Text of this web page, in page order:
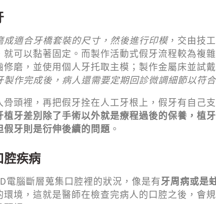
適合牙橋套裝的尺寸，然後進行印模，交由技
可以黏著固定。而製作活動式假牙流程較為複
磨，並使用個人牙托取主模；製作金屬床並試
製作完成後，病人還需要定期回診微調細節以符
頭裡，再把假牙拴在人工牙根上，假牙有自己
植牙差別除了手術以外就是療程過後的保養，植
牙則是衍伸後續的問題 。
腔疾病
電腦斷層蒐集口腔裡的狀況，像是有牙周病或是
境，這就是醫師在檢查完病人的口腔之後，會